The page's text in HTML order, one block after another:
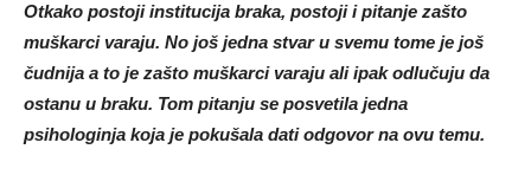
Otkako postoji institucija braka, postoji i pitanje zašto
muškarci varaju. No još jedna stvar u svemu tome je još
čudnija a to je zašto muškarci varaju ali ipak odlučuju da
ostanu u braku. Tom pitanju se posvetila jedna
psihologinja koja je pokušala dati odgovor na ovu temu.